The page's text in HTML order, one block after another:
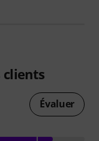
clients
Évaluer